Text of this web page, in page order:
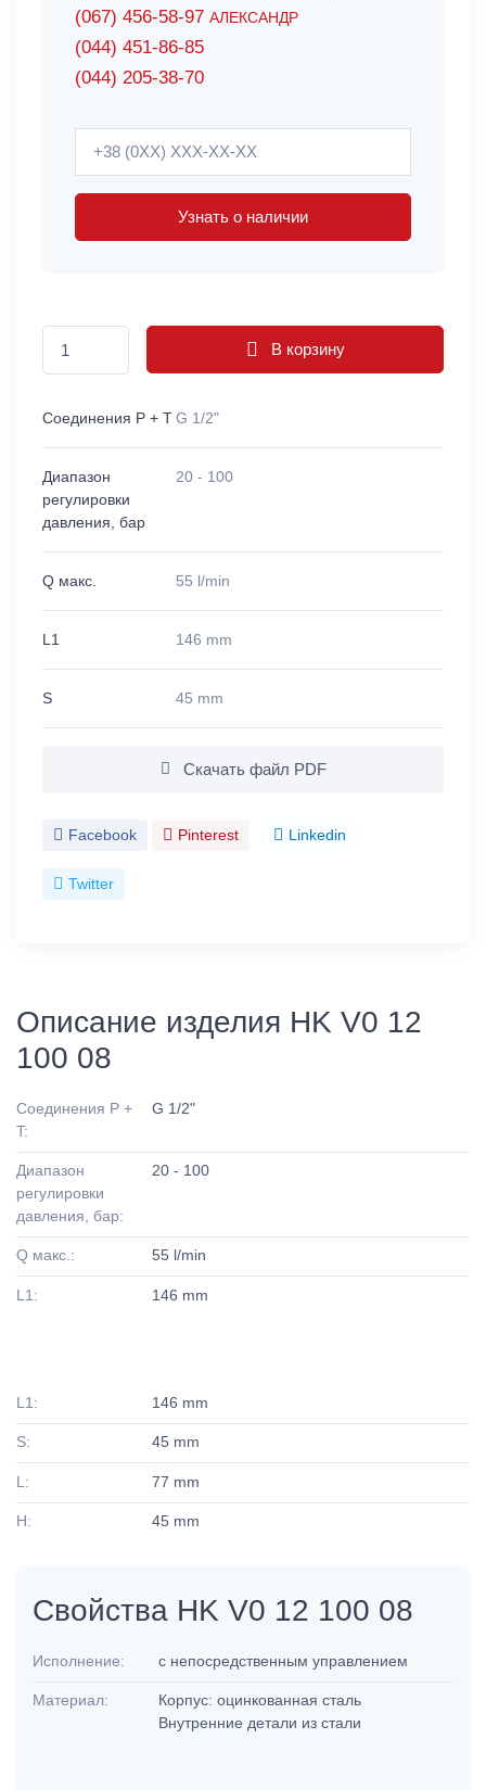
(067) 456-58-97 АЛЕКСАНДР
(044) 451-86-85
(044) 205-38-70
Узнать о наличии
В корзину
Соединения P + T G 1/2"
Диапазон
регулировки
давления, бар
20 - 100
Q макс. 55 l/min
L1 146 mm
S 45 mm
Скачать файл PDF
Facebook Pinterest Linkedin
Twitter
Описание изделия HK V0 12
100 08
Соединения P +
T:
G 1/2"
Диапазон
регулировки
давления, бар:
20 - 100
Q макс.: 55 l/min
L1: 146 mm
L1: 146 mm
S: 45 mm
L: 77 mm
H: 45 mm
Свойства HK V0 12 100 08
Исполнение: с непосредственным управлением
Материал:
Корпус: оцинкованная сталь
Внутренние детали из стали